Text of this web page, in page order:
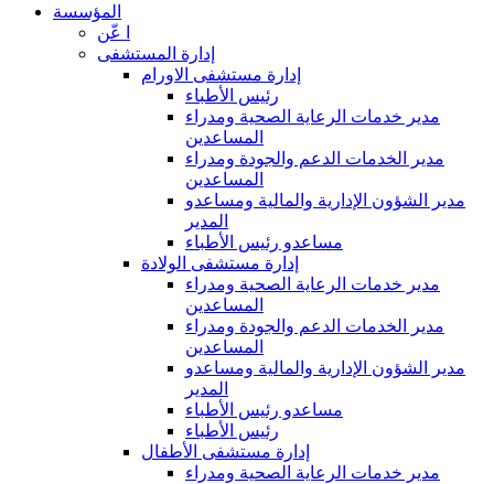
المؤسسة
ا عّن
إدارة المستشفى
إدارة مستشفى الاورام
رئيس الأطباء
مدير خدمات الرعاية الصحية ومدراء
المساعدين
مدير الخدمات الدعم والجودة ومدراء
المساعدين
مدير الشؤون الإدارية والمالية ومساعدو
المدير
مساعدو رئيس الأطباء
إدارة مستشفى الولادة
مدير خدمات الرعاية الصحية ومدراء
المساعدين
مدير الخدمات الدعم والجودة ومدراء
المساعدين
مدير الشؤون الإدارية والمالية ومساعدو
المدير
مساعدو رئيس الأطباء
رئيس الأطباء
إدارة مستشفى الأطفال
مدير خدمات الرعاية الصحية ومدراء